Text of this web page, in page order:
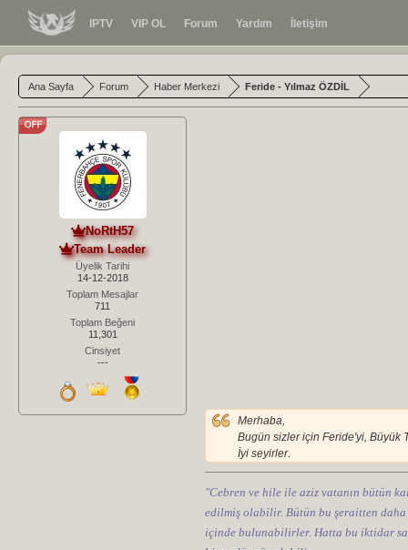
IPTV VIP OL Forum Yardım İletişim
Ana Sayfa Forum Haber Merkezi Feride - Yılmaz ÖZDİL
NoRtH57
Team Leader
Üyelik Tarihi
14-12-2018
Toplam Mesajlar
711
Toplam Beğeni
11,301
Cinsiyet
---
Merhaba,
Bugün sizler için Feride'yi, Büyük
İyi seyirler.
"Cebren ve hile ile aziz vatanın bütün
edilmiş olabilir. Bütün bu şeraitten
içinde bulunabilirler. Hatta bu iktidar